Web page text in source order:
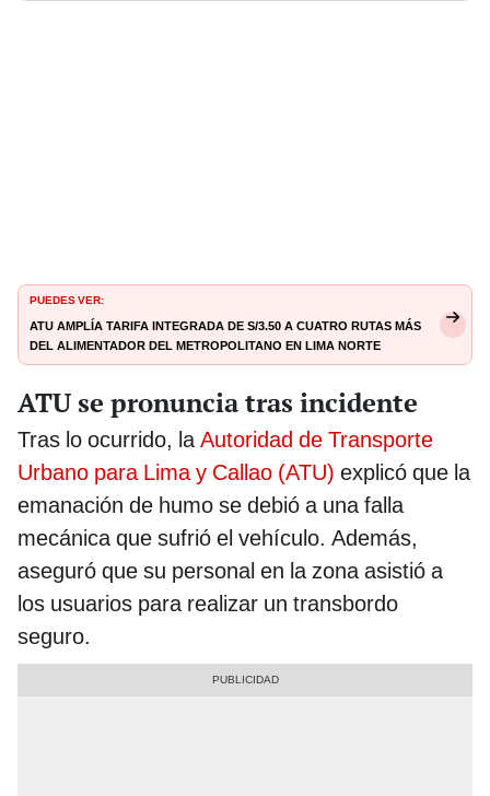
PUEDES VER:
ATU amplía tarifa integrada de S/3.50 a cuatro rutas más
del alimentador del Metropolitano en Lima Norte
ATU se pronuncia tras incidente
Tras lo ocurrido, laAutoridad de Transporte
Urbano para Lima y Callao (ATU) explicó que la
emanación de humo se debió a una falla
mecánica que sufrió el vehículo. Además,
aseguró que su personal en la zona asistió a
los usuarios para realizar un transbordo
seguro.